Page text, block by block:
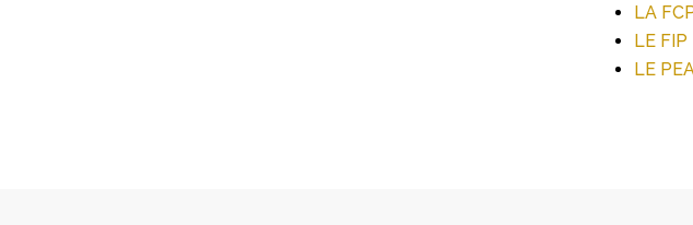
LA
LE FIP
LE